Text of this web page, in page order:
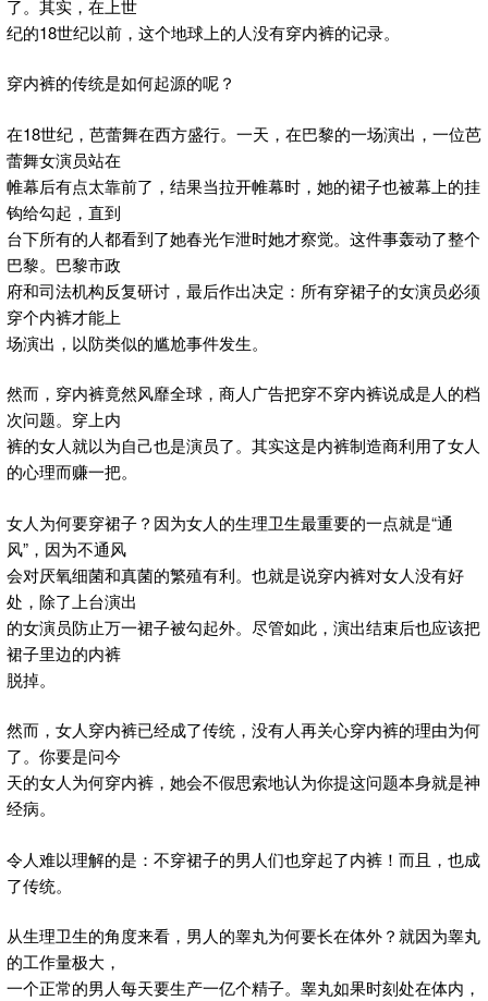
了。其实，在上世
纪的18世纪以前，这个地球上的人没有穿内裤的记录。
穿内裤的传统是如何起源的呢？
在18世纪，芭蕾舞在西方盛行。一天，在巴黎的一场演出，一位芭
蕾舞女演员站在
帷幕后有点太靠前了，结果当拉开帷幕时，她的裙子也被幕上的挂
钩给勾起，直到
台下所有的人都看到了她春光乍泄时她才察觉。这件事轰动了整个
巴黎。巴黎市政
府和司法机构反复研讨，最后作出决定：所有穿裙子的女演员必须
穿个内裤才能上
场演出，以防类似的尴尬事件发生。
然而，穿内裤竟然风靡全球，商人广告把穿不穿内裤说成是人的档
次问题。穿上内
裤的女人就以为自己也是演员了。其实这是内裤制造商利用了女人
的心理而赚一把。
女人为何要穿裙子？因为女人的生理卫生最重要的一点就是“通
风”，因为不通风
会对厌氧细菌和真菌的繁殖有利。也就是说穿内裤对女人没有好
处，除了上台演出
的女演员防止万一裙子被勾起外。尽管如此，演出结束后也应该把
裙子里边的内裤
脱掉。
然而，女人穿内裤已经成了传统，没有人再关心穿内裤的理由为何
了。你要是问今
天的女人为何穿内裤，她会不假思索地认为你提这问题本身就是神
经病。
令人难以理解的是：不穿裙子的男人们也穿起了内裤！而且，也成
了传统。
从生理卫生的角度来看，男人的睾丸为何要长在体外？就因为睾丸
的工作量极大，
一个正常的男人每天要生产一亿个精子。睾丸如果时刻处在体内，